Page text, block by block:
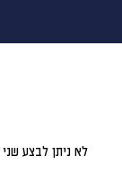
לא ניתן לבצע